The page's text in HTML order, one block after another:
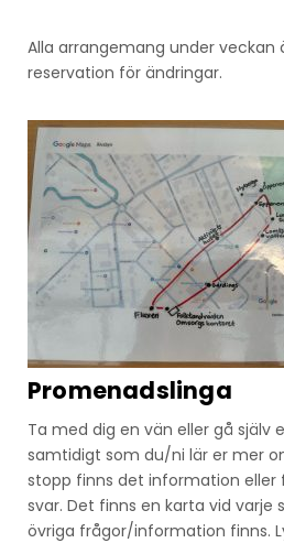
Alla arrangemang under veckan
reservation för ändringar.
Promenadslinga
Ta med dig en vän eller gå själv
samtidigt som du/ni lär er mer
stopp finns det information eller
svar. Det finns en karta vid varje
övriga frågor/information finns.